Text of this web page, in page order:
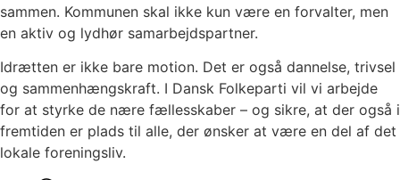
sammen. Kommunen skal ikke kun være en forvalter, men
en aktiv og lydhør samarbejdspartner.
Idrætten er ikke bare motion. Det er også dannelse, trivsel
og sammenhængskraft. I Dansk Folkeparti vil vi arbejde
for at styrke de nære fællesskaber – og sikre, at der også i
fremtiden er plads til alle, der ønsker at være en del af det
lokale foreningsliv.